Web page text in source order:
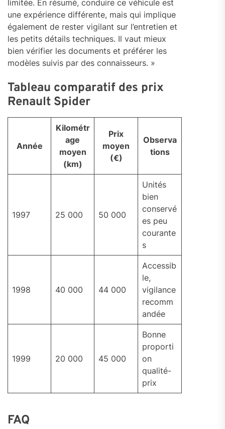
limitée. En résumé, conduire ce véhicule est
une expérience différente, mais qui implique
également de rester vigilant sur l’entretien et
les petits détails techniques. Il vaut mieux
bien vérifier les documents et préférer les
modèles suivis par des connaisseurs. »
Tableau comparatif des prix
Renault Spider
Année
Kilométr
age
moyen
(km)
Prix
moyen
(€)
Observa
tions
1997 25 000 50 000
Unités
bien
conservé
es peu
courante
s
1998 40 000 44 000
Accessib
le,
vigilance
recomm
andée
1999 20 000 45 000
Bonne
proporti
on
qualité-
prix
FAQ